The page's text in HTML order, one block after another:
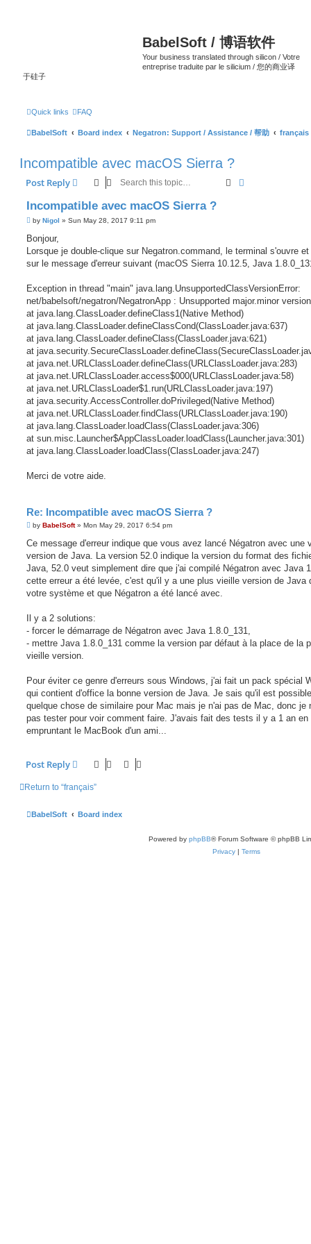
BabelSoft / 博语软件
Your business translated through silicon / Votre
entreprise traduite par le silicium / 您的商业译
于硅子
Quick links FAQ
BabelSoft Board index Negatron: Support / Assistance / 帮助 français
Incompatible avec macOS Sierra ?
Post Reply Search
Incompatible avec macOS Sierra ?
P
s
by Nigol » Sun May 28, 2017 9:11 pm
Bonjour,
Lorsque je double-clique sur Negatron.command, le terminal s'ouvre et
sur le message d'erreur suivant (macOS Sierra 10.12.5, Java
Exception in thread "main" java.lang.UnsupportedClassVersionError:
net/babelsoft/negatron/NegatronApp : Unsupported major.minor
at java.lang.ClassLoader.defineClass1(Native Method)
at java.lang.ClassLoader.defineClassCond(ClassLoader.java:637)
at java.lang.ClassLoader.defineClass(ClassLoader.java:621)
at
at java.net.URLClassLoader.defineClass(URLClassLoader.java:283)
at java.net.URLClassLoader.access$000(URLClassLoader.java:58)
at java.net.URLClassLoader$1.run(URLClassLoader.java:197)
at java.security.AccessController.doPrivileged(Native Method)
at java.net.URLClassLoader.findClass(URLClassLoader.java:190)
at java.lang.ClassLoader.loadClass(ClassLoader.java:306)
at sun.misc.Launcher$AppClassLoader.loadClass(Launcher.java:301)
at java.lang.ClassLoader.loadClass(ClassLoader.java:247)
Merci de votre aide.
Re: Incompatible avec macOS Sierra ?
P
s
by BabelSoft» Mon May 29, 2017 6:54 pm
Ce message d'erreur indique que vous avez lancé Négatron avec une
version de Java. La version 52.0 indique la version du format des
Java, 52.0 veut simplement dire que j'ai compilé Négatron avec Java
cette erreur a été levée, c'est qu'il y a une plus vieille version de Java
votre système et que Négatron a été lancé avec.
Il y a 2 solutions:
- forcer le démarrage de Négatron avec Java 1.8.0_131,
- mettre Java 1.8.0_131 comme la version par défaut à la place de la
vieille version.
Pour éviter ce genre d'erreurs sous Windows, j'ai fait un pack spécial
qui contient d'office la bonne version de Java. Je sais qu'il est
quelque chose de similaire pour Mac mais je n'ai pas de Mac, donc je
pas tester pour voir comment faire. J'avais fait des tests il y a 1 an en
empruntant le MacBook d'un ami...
Post Reply
Return to “français”
BabelSoft Board index
Powered by phpBB® Forum Software © phpBB
Privacy | Terms